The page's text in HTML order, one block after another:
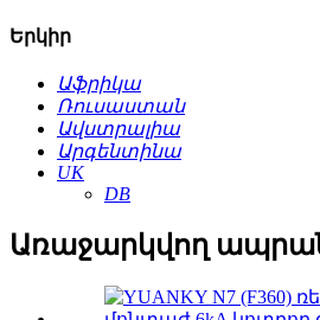
Երկիր
Աֆրիկա
Ռուսաստան
Ավստրալիա
Արգենտինա
UK
DB
Առաջարկվող